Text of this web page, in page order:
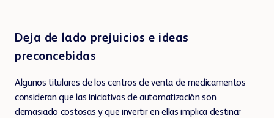
Deja de lado prejuicios e ideas
preconcebidas
Algunos titulares de los centros de venta de medicamentos
consideran que las iniciativas de automatización son
demasiado costosas y que invertir en ellas implica destinar